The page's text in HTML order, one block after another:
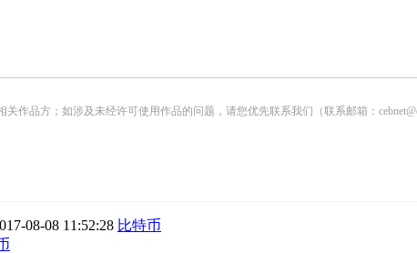
品方；如涉及未经许可使用作品的问题，请您优先联系我们（联系邮箱：
08-08 11:52:28 比特币